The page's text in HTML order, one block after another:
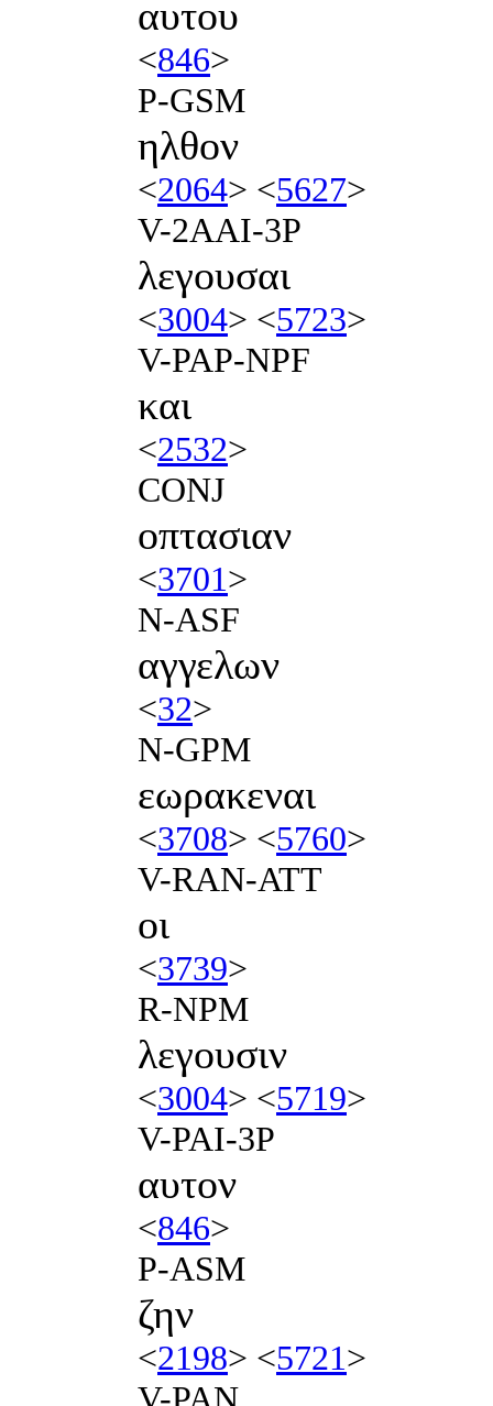
αυτου
<846>
P-GSM
ηλθον
<2064> <5627>
V-2AAI-3P
λεγουσαι
<3004> <5723>
V-PAP-NPF
και
<2532>
CONJ
οπτασιαν
<3701>
N-ASF
αγγελων
<32>
N-GPM
εωρακεναι
<3708> <5760>
V-RAN-ATT
οι
<3739>
R-NPM
λεγουσιν
<3004> <5719>
V-PAI-3P
αυτον
<846>
P-ASM
ζην
<2198> <5721>